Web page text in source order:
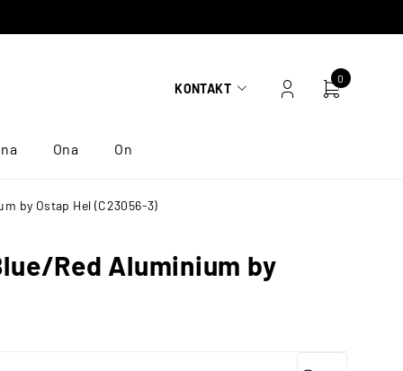
KONTAKT
0
Ona On
Red Aluminium by
by Ostap Hel (C23056-3)